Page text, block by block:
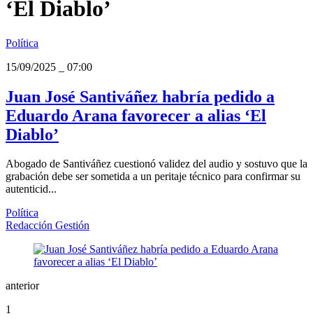
‘El Diablo’
Política
15/09/2025
07:00
Juan José Santiváñez habría pedido a
Eduardo Arana favorecer a alias ‘El
Diablo’
Abogado de Santiváñez cuestionó validez del audio y sostuvo que la
grabación debe ser sometida a un peritaje técnico para confirmar su
autenticid...
Política
Redacción Gestión
anterior
1